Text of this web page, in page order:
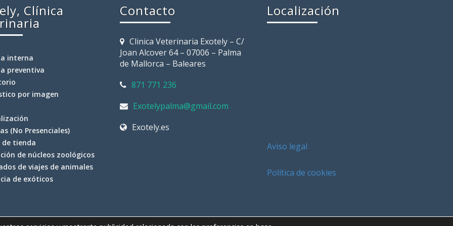
Clínica
interna
preventiva
por imagen
(No Presenciales)
de tienda
de núcleos zoológicos
de viajes de animales
de exóticos
Contacto
Clinica Veterinaria Exotely – C/
Joan Alcover 64 – 07006 – Palma
de Mallorca – Baleares
871 771 236
Exotelypalma@gmail.com
Exotely.es
Localización
Aviso legal
Política de cookies